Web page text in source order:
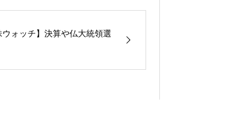
ウォッチ】決算や仏大統領選